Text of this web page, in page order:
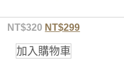
NT$320 NT$299
加入購物車